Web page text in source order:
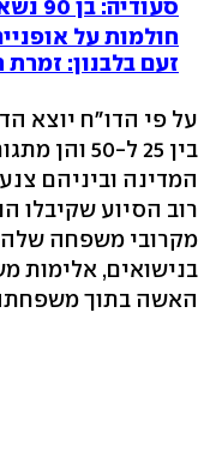
סעודיה: בן 90 נשא בת 15 לאישה. והוא עוד תובע
חולמות על
זעם בלבנון:
על פי הדו"ח יוצא
בין 25 ל-
המדינה וביניהם
רוב הסיוע שקיבלו
מקרובי משפחה
בנישואים, אלימות
האשה בתוך